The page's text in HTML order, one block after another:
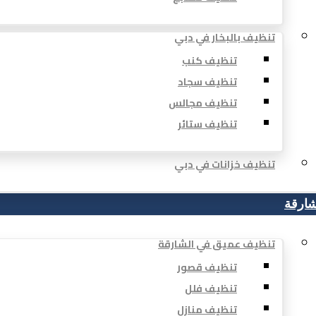
تنظيف بالبخار في دبي
تنظيف كنب
تنظيف سجاد
تنظيف مجالس
تنظيف ستائر
تنظيف خزانات في دبي
تنظيف عميق في الشارقة
تنظيف قصور
تنظيف فلل
تنظيف منازل